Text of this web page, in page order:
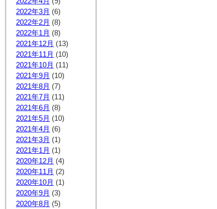
2022年3月 (6)
2022年2月 (8)
2022年1月 (8)
2021年12月 (13)
2021年11月 (10)
2021年10月 (11)
2021年9月 (10)
2021年8月 (7)
2021年7月 (11)
2021年6月 (8)
2021年5月 (10)
2021年4月 (6)
2021年3月 (1)
2021年1月 (1)
2020年12月 (4)
2020年11月 (2)
2020年10月 (1)
2020年9月 (3)
2020年8月 (5)